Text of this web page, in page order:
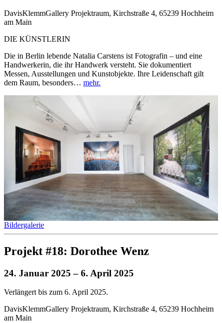
DavisKlemmGallery Projektraum, Kirchstraße 4, 65239 Hochheim
am Main
DIE KÜNSTLERIN
Die in Berlin lebende Natalia Carstens ist Fotografin – und eine
Handwerkerin, die ihr Handwerk versteht. Sie dokumentiert
Messen, Ausstellungen und Kunstobjekte. Ihre Leidenschaft gilt
dem Raum, besonders… mehr.
Bildergalerie
Projekt #18: Dorothee Wenz
24. Januar 2025 – 6. April 2025
Verlängert bis zum 6. April 2025.
DavisKlemmGallery Projektraum, Kirchstraße 4, 65239 Hochheim
am Main